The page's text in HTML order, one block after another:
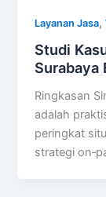
Layanan Jasa,
Studi
Surabaya
Ringkasan
adalah
peringkat
strategi